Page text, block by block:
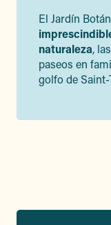
El Jardín
naturaleza,
paseos en
golfo de Saint-